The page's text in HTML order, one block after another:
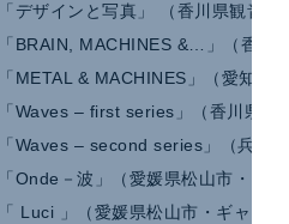
「デザインと写真」 （香川県観音寺
「BRAIN, MACHINES &…」（香川
「METAL & MACHINES」（愛知県
「Waves – first series」（香川県高
「Waves – second series」（兵庫
「Onde－波」（愛媛県松山市・ギャ
「 Luci 」（愛媛県松山市・ギャラリ